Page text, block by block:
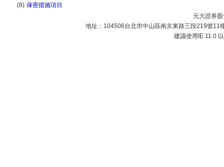
(8) 保密措施項目
元大證券
地址：104506台北市中山區南京東路三段219號11
建議使用IE 11.0